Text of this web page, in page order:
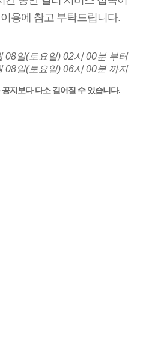
용에 참고 부탁드립니다.
08일(토요일) 02시 00분 부터
08일(토요일) 06시 00분 까지
지보다 다소 길어질 수 있습니다.